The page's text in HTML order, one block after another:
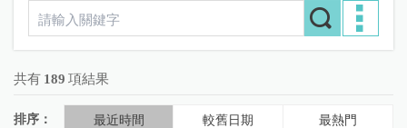
共有 189 項結果
排序： 最近時間 較舊日期 最熱門